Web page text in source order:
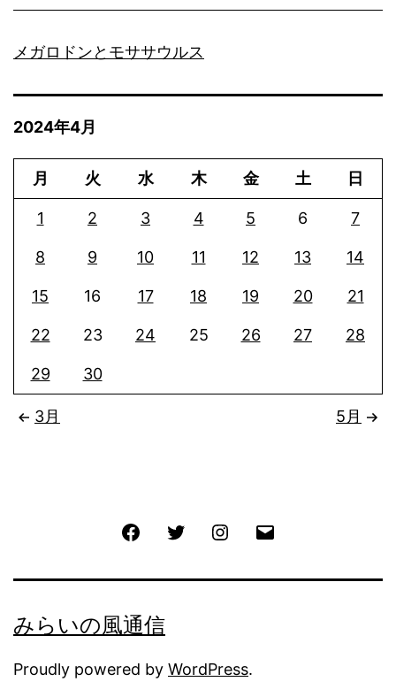
メガロドンとモササウルス
2024年4月
月 火 水 木 金 土 日
1 2 3 4 5 6 7
8 9 10 11 12 13 14
15 16 17 18 19 20 21
22 23 24 25 26 27 28
29 30
3月 5月
FacebookTwitter Instagram
みらいの風通信
Proudly powered by WordPress.